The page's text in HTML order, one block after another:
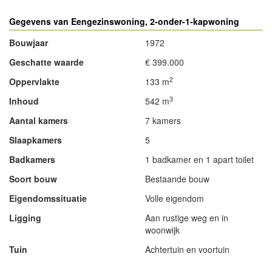
Gegevens van Eengezinswoning, 2-onder-1-kapwoning
Bouwjaar
1972
Geschatte waarde
€ 399.000
Oppervlakte
133 m2
Inhoud 542 m3
Aantal kamers
7 kamers
Slaapkamers
5
Badkamers
1 badkamer en 1 apart toilet
Soort bouw
Bestaande bouw
Eigendomssituatie
Volle eigendom
Ligging
Aan rustige weg en in
woonwijk
Tuin
Achtertuin en voortuin